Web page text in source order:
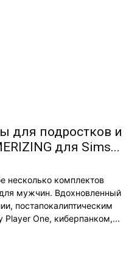
для подростков и
для Sims...
несколько комплектов
мужчин. Вдохновленный
постапокалиптическим
One, киберпанком,...